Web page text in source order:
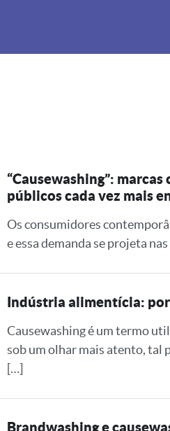
“Causewashing”:
públicos cada vez mais
Os consumidores
e essa demanda se projeta
Indústria alimentícia:
Causewashing é um termo
sob um olhar mais atento, tal
[…]
Brandwashing e